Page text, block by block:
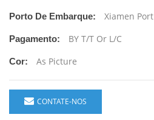
Porto De Embarque: Xiamen Port
Pagamento: BY T/T Or L/C
Cor: As Picture
CONTATE-NOS